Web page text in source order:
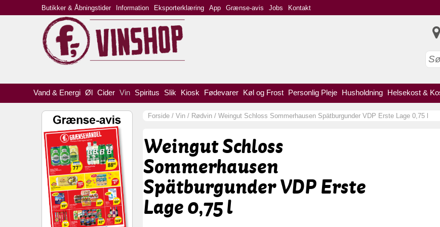
Vand & Energi Øl Cider Vin Spiritus Slik Kiosk Fødevarer Køl og Frost Personlig Pleje Husholdning Helsekost &
Forside / Vin / Rødvin / Weingut Schloss Sommerhausen Spätburgunder VDP Erste Lage 0,75 l
Weingut Schloss
Sommerhausen
Spätburgunder VDP Erste
Lage 0,75 l
Butikker & Åbningstider Information Eksporterklæring App Grænse-avis Jobs Kontakt